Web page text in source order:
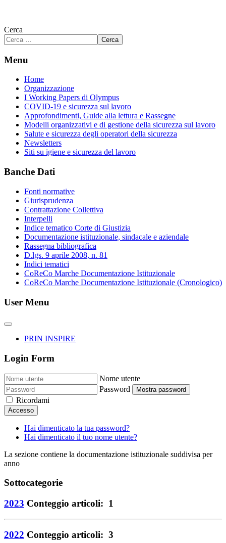
Cerca
Cerca
Menu
Home
Organizzazione
I Working Papers di Olympus
COVID-19 e sicurezza sul lavoro
Approfondimenti, Guide alla lettura e Rassegne
Modelli organizzativi e di gestione della sicurezza sul lavoro
Salute e sicurezza degli operatori della sicurezza
Newsletters
Siti su igiene e sicurezza del lavoro
Banche Dati
Fonti normative
Giurisprudenza
Contrattazione Collettiva
Interpelli
Indice tematico Corte di Giustizia
Documentazione istituzionale, sindacale e aziendale
Rassegna bibliografica
D.lgs. 9 aprile 2008, n. 81
Indici tematici
CoReCo Marche Documentazione Istituzionale
CoReCo Marche Documentazione Istituzionale (Cronologico)
User Menu
PRIN INSPIRE
Login Form
Nome utente
Password
Mostra password
Ricordami
Accesso
Hai dimenticato la tua password?
Hai dimenticato il tuo nome utente?
La sezione contiene la documentazione istituzionale suddivisa per
anno
Sottocategorie
2023 Conteggio articoli: 1
2022 Conteggio articoli: 3